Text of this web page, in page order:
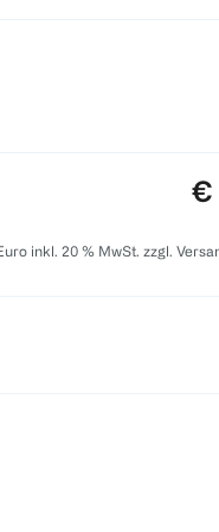
€
inkl. 20 % MwSt. zzgl.